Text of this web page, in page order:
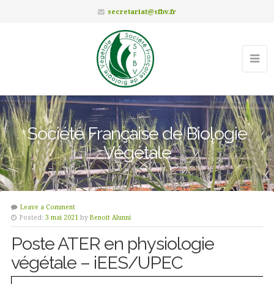
secretariat@sfbv.fr
Société Française de Biologie
Végétale
Leave a Comment
Posted: 3 mai 2021 by Benoit Alunni
Poste ATER en physiologie
végétale – iEES/UPEC